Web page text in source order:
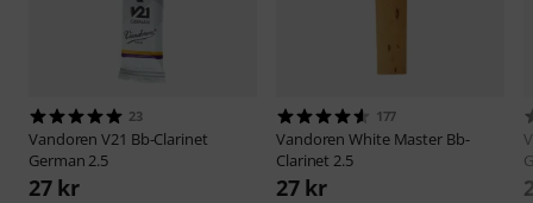
23
VandorenV21 Bb-Clarinet
German 2.5
27 kr
177
VandorenWhite Master Bb-
Clarinet 2.5
27 kr